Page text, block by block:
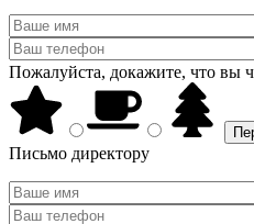
Пожалуйста, докажите, что вы
Письмо директору